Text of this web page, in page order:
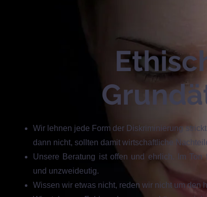
Wir lehnen jede Form der Diskriminierung
dann nicht, sollten damit wirtschaftliche
Unsere Beratung ist offen und ehrlich. Im
und unzweideutig.
Wissen wir etwas nicht, reden wir nicht um den